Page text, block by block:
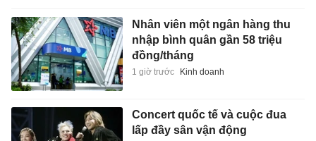
Nhân viên một ngân hàng thu
nhập bình quân gần 58 triệu
đồng/tháng
1 giờ trước Kinh doanh
Concert quốc tế và cuộc đua
lấp đầy sân vận động